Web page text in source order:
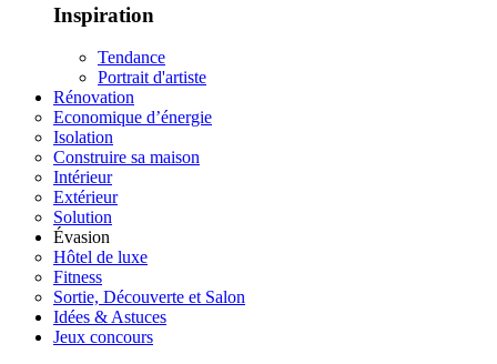
Inspiration
Tendance
Portrait d'artiste
Rénovation
Economique d’énergie
Isolation
Construire sa maison
Intérieur
Extérieur
Solution
Évasion
Hôtel de luxe
Fitness
Sortie, Découverte et Salon
Idées & Astuces
Jeux concours